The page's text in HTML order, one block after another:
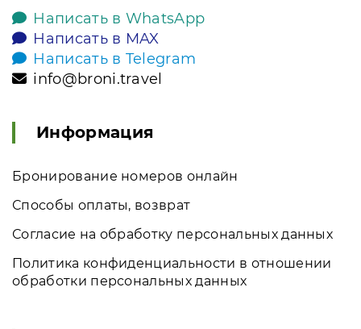
Написать в WhatsApp
Написать в MAX
Написать в Telegram
info@broni.travel
Информация
Бронирование номеров онлайн
Способы оплаты, возврат
Согласие на обработку персональных данных
Политика конфиденциальности в отношении
обработки персональных данных